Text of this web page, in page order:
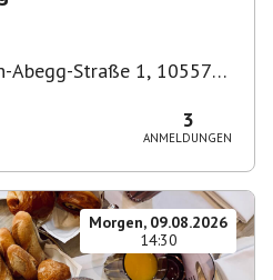
Abegg-Straße 1, 10557
3
ANMELDUNGEN
Morgen, 09.08.2026
14:30